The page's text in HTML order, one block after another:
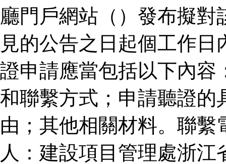
廳門戶網站（）發布擬
見的公告之日起個工作
證申請應當包括以下內容
和聯繫方式；申請聽證的
由；其他相關材料。聯
人：建設項目管理處浙